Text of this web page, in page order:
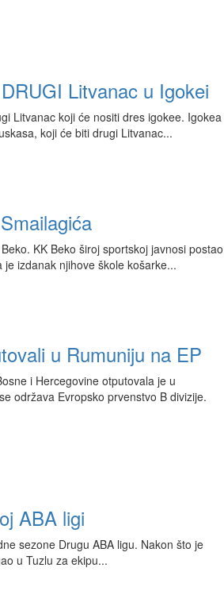
Litvanac u Igokei
Litvanac koji će nositi dres igokee. Igokea
koji će biti drugi Litvanac...
KK Beko široj sportskoj javnosi postao
izdanak njihove škole košarke...
u Rumuniju na EP
i Hercegovine otputovala je u
održava Evropsko prvenstvo B divizije.
ABA ligi
sezone Drugu ABA ligu. Nakon što je
u Tuzlu za ekipu...